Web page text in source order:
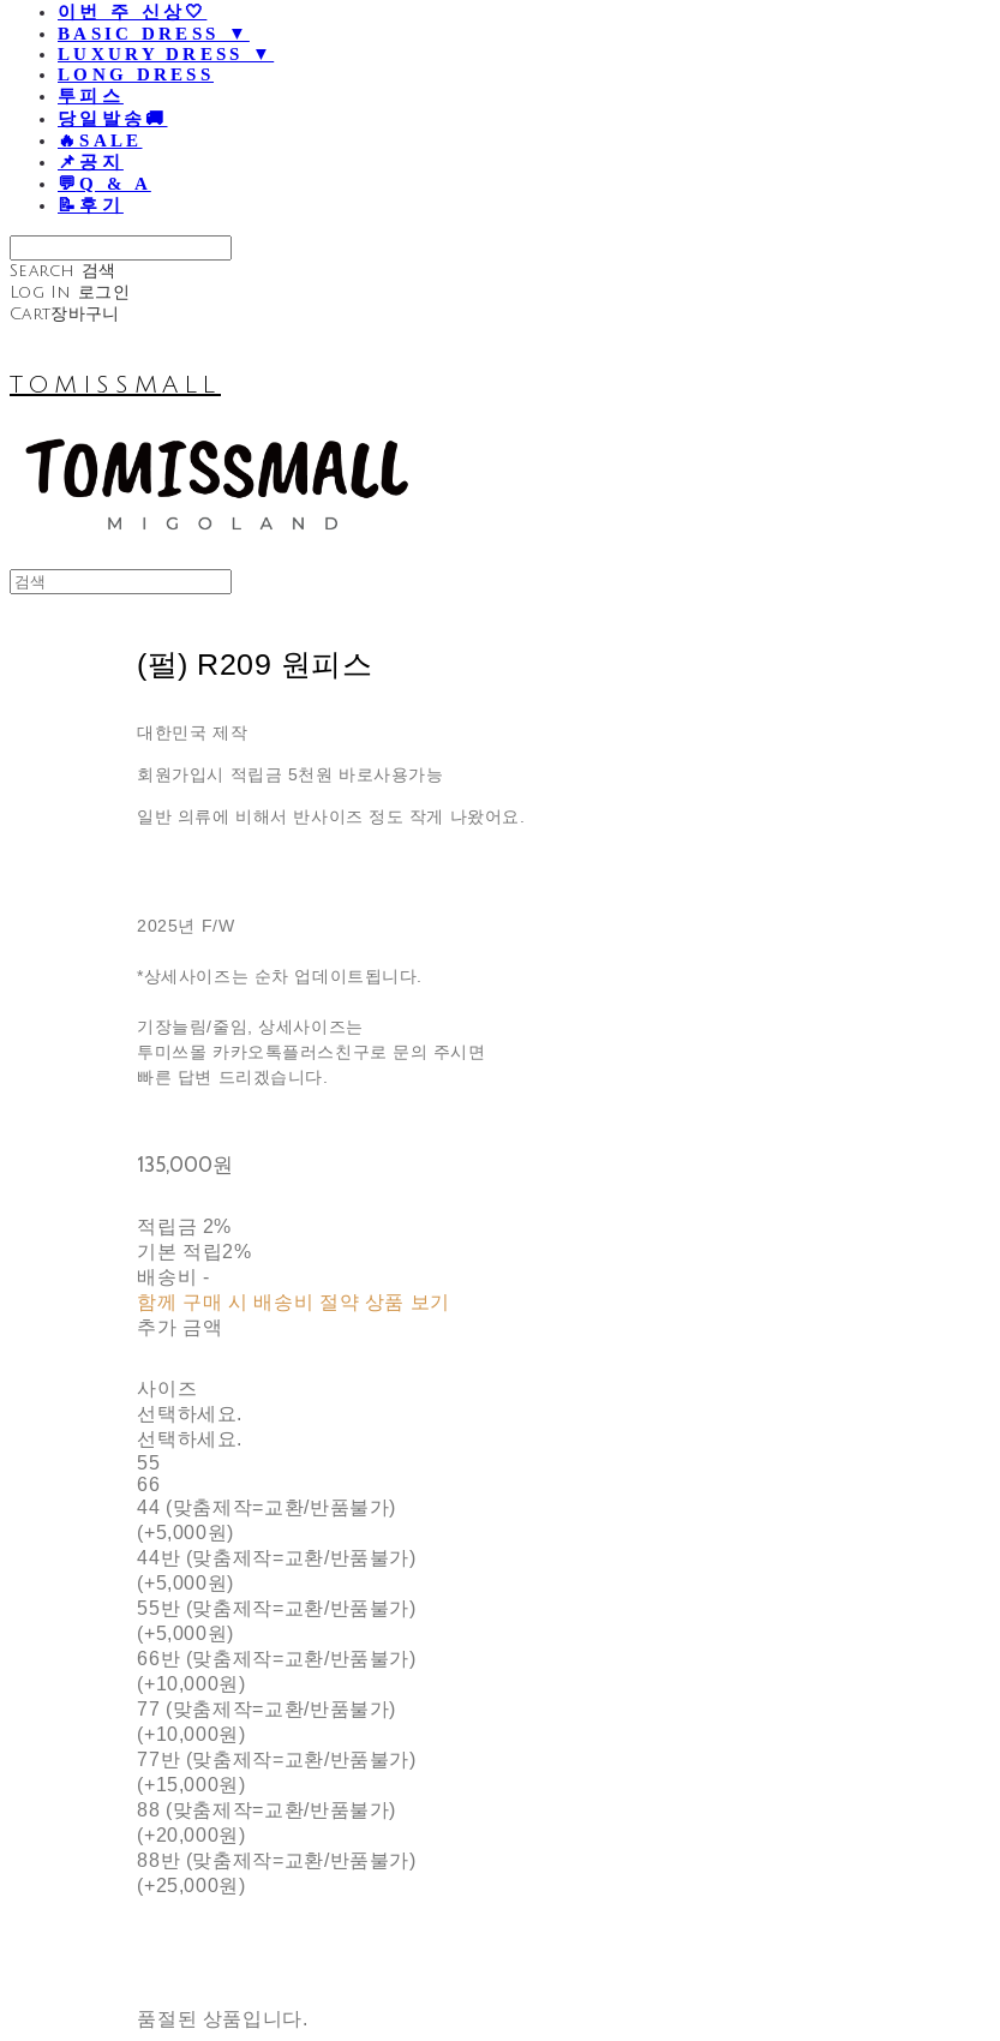
이번 주 신상🤍
BASIC DRESS ▼
LUXURY DRESS ▼
LONG DRESS
투피스
당일발송🚚
🔥SALE
📌공지
💬Q & A
📝후기
Search 검색
Log In
로그인
Cart장바구니
TOMISSMALL
(펄) R209 원피스
대한민국 제작
회원가입시 적립금 5천원 바로사용가능
일반 의류에 비해서 반사이즈 정도 작게 나왔어요.
2025년 F/W
*상세사이즈는 순차 업데이트됩니다.
기장늘림/줄임, 상세사이즈는
투미쓰몰 카카오톡플러스친구로 문의 주시면
빠른 답변 드리겠습니다.
135,000원
적립금 2%
기본 적립2%
배송비 -
함께 구매 시 배송비 절약 상품 보기
추가 금액
사이즈
선택하세요.
선택하세요.
55
66
44 (맞춤제작=교환/반품불가)
(+5,000원)
44반 (맞춤제작=교환/반품불가)
(+5,000원)
55반 (맞춤제작=교환/반품불가)
(+5,000원)
66반 (맞춤제작=교환/반품불가)
(+10,000원)
77 (맞춤제작=교환/반품불가)
(+10,000원)
77반 (맞춤제작=교환/반품불가)
(+15,000원)
88 (맞춤제작=교환/반품불가)
(+20,000원)
88반 (맞춤제작=교환/반품불가)
(+25,000원)
품절된 상품입니다.